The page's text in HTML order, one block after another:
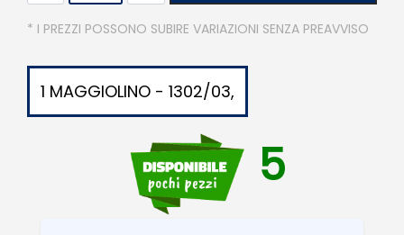
* I PREZZI POSSONO SUBIRE VARIAZIONI SENZA PREAVVISO
1 MAGGIOLINO - 1302/03,
5